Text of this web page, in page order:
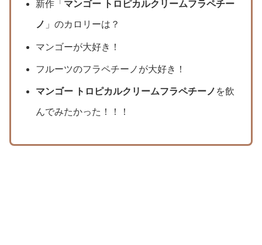
新作「 マンゴー トロピカルクリームフラペチー
ノ 」のカロリーは？
マンゴーが大好き！
フルーツのフラペチーノが大好き！
マンゴー トロピカルクリームフラペチーノ を飲
んでみたかった！！！